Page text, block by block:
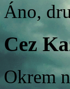
Áno,
Cez
Okrem